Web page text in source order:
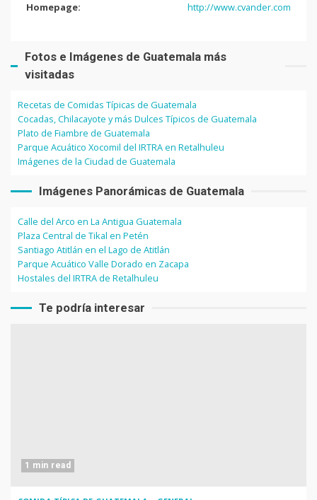
Homepage:
http://www.cvander.com
Fotos e Imágenes de Guatemala más
visitadas
Recetas de Comidas Típicas de Guatemala
Cocadas, Chilacayote y más Dulces Típicos de Guatemala
Plato de Fiambre de Guatemala
Parque Acuático Xocomil del IRTRA en Retalhuleu
Imágenes de la Ciudad de Guatemala
Imágenes Panorámicas de Guatemala
Calle del Arco en La Antigua Guatemala
Plaza Central de Tikal en Petén
Santiago Atitlán en el Lago de Atitlán
Parque Acuático Valle Dorado en Zacapa
Hostales del IRTRA de Retalhuleu
Te podría interesar
1 min read